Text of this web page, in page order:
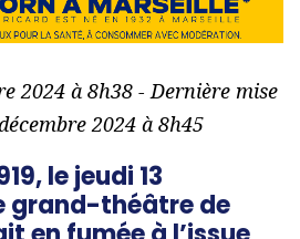
2024 à 8h38 - Dernière mise
2024 à 8h45
le jeudi 13
grand-théâtre de